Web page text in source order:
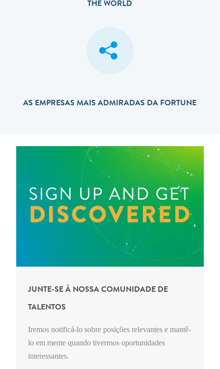
THE WORLD
AS EMPRESAS MAIS ADMIRADAS DA FORTUNE
JUNTE-SE À NOSSA COMUNIDADE DE
TALENTOS
Iremos notificá-lo sobre posições relevantes e mantê-
lo em mente quando tivermos oportunidades
interessantes.